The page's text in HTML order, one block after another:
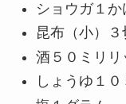
ショウガ１か
昆布（小）３
酒５０ミリリ
しょうゆ１